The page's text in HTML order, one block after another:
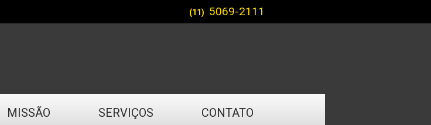
MISSÃO SERVIÇOS CONTATO
(11) 5069-2111